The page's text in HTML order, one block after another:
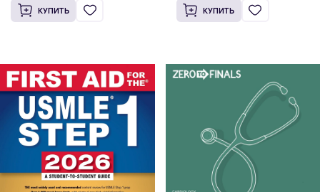
КУПИТЬ КУПИТЬ